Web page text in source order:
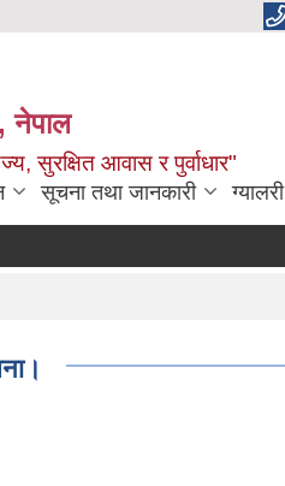
नेपाल
सुरक्षित आवास र पुर्वाधार"
सूचना तथा जानकारी ग्यालरी